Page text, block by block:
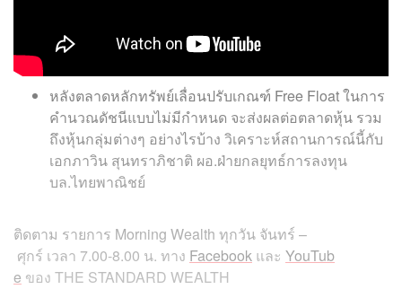
หลังตลาดหลักทรัพย์เลื่อนปรับเกณฑ์ Free Float ในการ
คำนวณดัชนีแบบไม่มีกำหนด จะส่งผลต่อตลาดหุ้น รวม
ถึงหุ้นกลุ่มต่างๆ อย่างไรบ้าง วิเคราะห์สถานการณ์นี้กับ
เอกภาวิน สุนทราภิชาติ ผอ.ฝ่ายกลยุทธ์การลงทุน
บล.ไทยพาณิชย์
ติดตาม รายการ Morning Wealth ทุกวัน จันทร์ –
ศุกร์ เวลา 7.00-8.00 น. ทาง Facebook และ YouTub
e ของ THE STANDARD WEALTH